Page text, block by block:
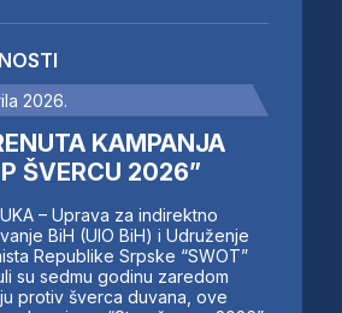
2026.
KAMPANJA
ŠVERCU 2026”
– Uprava za indirektno
BiH (UIO BiH) i Udruženje
Republike Srpske “SWOT”
su sedmu godinu zaredom
protiv šverca duvana, ove